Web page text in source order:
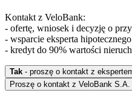
Kontakt z VeloBank:
- ofertę, wniosek i decyzję o
- wsparcie eksperta
- kredyt do 90% wartości
Tak - proszę o kontakt z
Proszę o kontakt z VeloBank S.A.